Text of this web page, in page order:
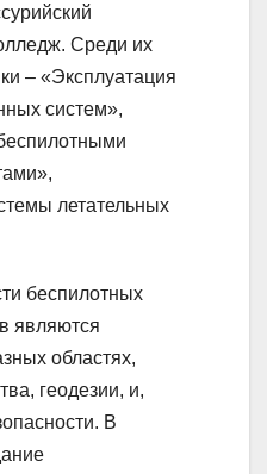
Среди их
– «Эксплуатация
систем»,
летательных
беспилотных
являются
областях,
геодезии, и,
В